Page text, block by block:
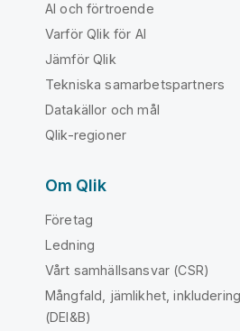
AI och förtroende
Varför Qlik för AI
Jämför Qlik
Tekniska samarbetspartners
Datakällor och mål
Qlik-regioner
Om Qlik
Företag
Ledning
Vårt samhällsansvar (CSR)
Mångfald, jämlikhet,
(DEI&B)